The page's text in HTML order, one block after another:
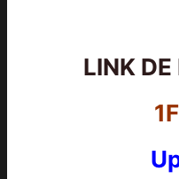
LINK